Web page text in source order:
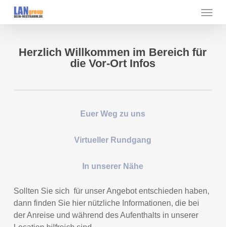
Skip
Menu
Herzlich Willkommen im Bereich für
die Vor-Ort Infos
Euer Weg zu uns
Virtueller Rundgang
In unserer Nähe
Sollten Sie sich für unser Angebot entschieden haben,
dann finden Sie hier nützliche Informationen, die bei
der Anreise und während des Aufenthalts in unserer